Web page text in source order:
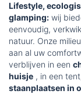
Lifestyle,
glamping: wij
eenvoudig,
natuur. Onze
aan al uw
verblijven in een
huisje , in een
staanplaatsen in